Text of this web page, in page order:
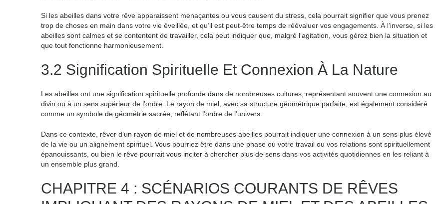
Si les abeilles dans votre rêve apparaissent menaçantes ou vous causent du stress, cela pourrait signifier que vous prenez
trop de choses en main dans votre vie éveillée, et qu’il est peut-être temps de réévaluer vos engagements. À l’inverse, si les
abeilles sont calmes et se contentent de travailler, cela peut indiquer que, malgré l’agitation, vous gérez bien la situation et
que tout fonctionne harmonieusement.
3.2 Signification Spirituelle Et Connexion À La Nature
Les abeilles ont une signification spirituelle profonde dans de nombreuses cultures, représentant souvent une connexion au
divin ou à un sens supérieur de l’ordre. Le rayon de miel, avec sa structure géométrique parfaite, est également considéré
comme un symbole de géométrie sacrée, reflétant l’ordre de l’univers.
Dans ce contexte, rêver d’un rayon de miel et de nombreuses abeilles pourrait indiquer une connexion à un sens plus élevé
de la vie ou un alignement spirituel. Vous pourriez être dans une phase où votre travail ou vos relations sont spirituellement
épanouissants, ou bien le rêve pourrait vous inciter à chercher plus de sens dans vos activités quotidiennes en les reliant à
un ensemble plus grand.
CHAPITRE 4 : SCÉNARIOS COURANTS DE RÊVES